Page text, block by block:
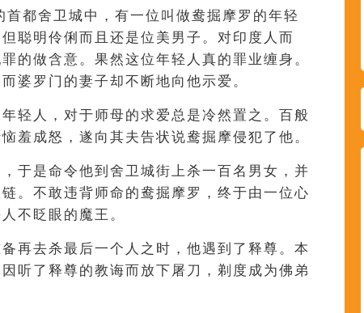
都舍卫城中，有一位叫做鸯掘摩罗的年轻
聪明伶俐而且还是位美男子。对印度人而
的做含意。果然这位年轻人真的罪业缠身。
婆罗门的妻子却不断地向他示爱。
轻人，对于师母的求爱总是冷然置之。百般
羞成怒，遂向其夫告状说鸯掘摩侵犯了他。
于是命令他到舍卫城街上杀一百名男女，并
。不敢违背师命的鸯掘摩罗，终于由一位心
不眨眼的魔王。
再去杀最后一个人之时，他遇到了释尊。本
听了释尊的教诲而放下屠刀，剃度成为佛弟